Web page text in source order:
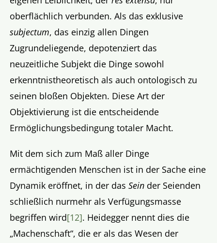
oberflächlich verbunden. Als das exklusive
subjectum, das einzig allen Dingen
Zugrundeliegende, depotenziert das
neuzeitliche Subjekt die Dinge sowohl
erkenntnistheoretisch als auch ontologisch zu
seinen bloßen Objekten. Diese Art der
Objektivierung ist die entscheidende
Ermöglichungsbedingung totaler Macht.
Mit dem sich zum Maß aller Dinge
ermächtigenden Menschen ist in der Sache eine
Dynamik eröffnet, in der das Sein der Seienden
schließlich nurmehr als Verfügungsmasse
begriffen wird[12]. Heidegger nennt dies die
„Machenschaft“, die er als das Wesen der